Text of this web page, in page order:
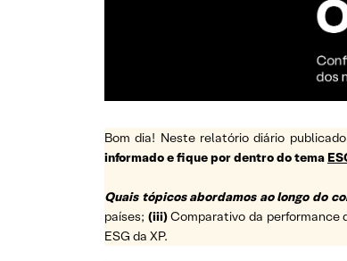
Bom dia! Neste relatório diário
informado e fique por dentro do tema
Quais tópicos abordamos ao longo do
países; (iii)Comparativo da performance
ESG da XP.